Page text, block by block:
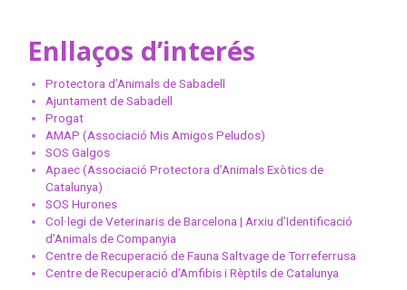
Enllaços d’interés
Protectora d’Animals de Sabadell
Ajuntament de Sabadell
Progat
AMAP (Associació Mis Amigos Peludos)
SOS Galgos
Apaec (Associació Protectora d’Animals Exòtics de
Catalunya)
SOS Hurones
Col·legi de Veterinaris de Barcelona | Arxiu d’Identificació
d’Animals de Companyia
Centre de Recuperació de Fauna Saltvage de Torreferrusa
Centre de Recuperació d’Amfibis i Rèptils de Catalunya